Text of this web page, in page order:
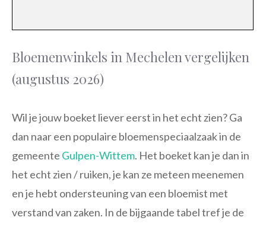
Bloemenwinkels in Mechelen vergelijken
(augustus 2026)
Wil je jouw boeket liever eerst in het echt zien? Ga
dan naar een populaire bloemenspeciaalzaak in de
gemeente Gulpen-Wittem. Het boeket kan je dan in
het echt zien / ruiken, je kan ze meteen meenemen
en je hebt ondersteuning van een bloemist met
verstand van zaken. In de bijgaande tabel tref je de